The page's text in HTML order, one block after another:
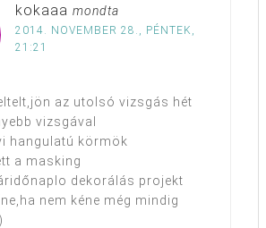
kokaaa mondta
2014. NOVEMBER 28., PÉNTEK,
21:21
az utolsó vizsgás hét
vizsgával
hangulatú körmök
a masking
dekorálás projekt
nem kéne még mindig